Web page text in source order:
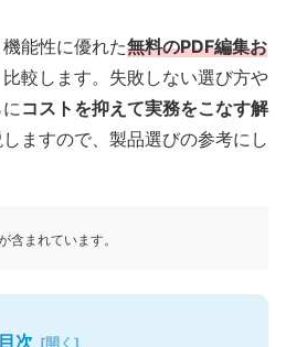
能性に優れた無料のPDF編集お
較します。失敗しない選び方や
コストを抑えて実務をこなす解
ますので、製品選びの参考にし
含まれています。
目次